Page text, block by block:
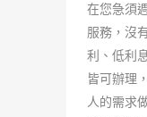
在您急須
服務，沒
利、低利
皆可辦理
人的需求